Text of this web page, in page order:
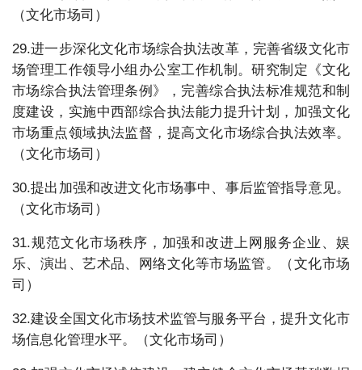
（文化市场司）
29.进一步深化文化市场综合执法改革，完善省级文化市
场管理工作领导小组办公室工作机制。研究制定《文化
市场综合执法管理条例》，完善综合执法标准规范和制
度建设，实施中西部综合执法能力提升计划，加强文化
市场重点领域执法监督，提高文化市场综合执法效率。
（文化市场司）
30.提出加强和改进文化市场事中、事后监管指导意见。
（文化市场司）
31.规范文化市场秩序，加强和改进上网服务企业、娱
乐、演出、艺术品、网络文化等市场监管。（文化市场
司）
32.建设全国文化市场技术监管与服务平台，提升文化市
场信息化管理水平。（文化市场司）